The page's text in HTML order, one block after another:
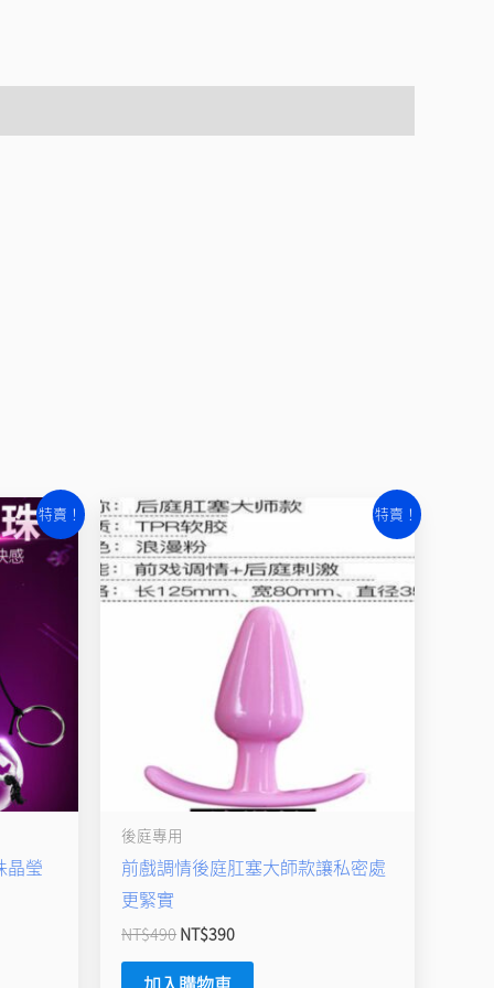
特賣！
晶瑩
特賣！
後庭專用
前戲調情後庭肛塞大師款讓私密處
更緊實
NT$490
原
始
價
格：
NT$490。
NT$390
目
格：
NT$390。